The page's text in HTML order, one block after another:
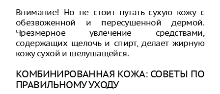
Внимание! Но не стоит путать сухую кожу с
обезвоженной и пересушенной дермой.
Чрезмерное увлечение средствами,
содержащих щелочь и спирт, делает жирную
кожу сухой и шелушащейся.
КОМБИНИРОВАННАЯ КОЖА: СОВЕТЫ ПО
ПРАВИЛЬНОМУ УХОДУ